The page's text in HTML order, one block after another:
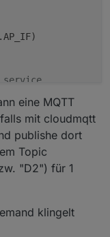
addr
service
ssid>
eine MQTT
mit cloudmqtt
publishe dort
Topic
"D2") für 1
klingelt